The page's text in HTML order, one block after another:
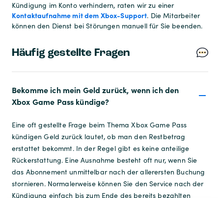
Kündigung im Konto verhindern, raten wir zu einer
Kontaktaufnahme mit dem Xbox-Support. Die Mitarbeiter
können den Dienst bei Störungen manuell für Sie beenden.
Häufig gestellte Fragen
Bekomme ich mein Geld zurück, wenn ich den
Xbox Game Pass kündige?
Eine oft gestellte Frage beim Thema Xbox Game Pass
kündigen Geld zurück lautet, ob man den Restbetrag
erstattet bekommt. In der Regel gibt es keine anteilige
Rückerstattung. Eine Ausnahme besteht oft nur, wenn Sie
das Abonnement unmittelbar nach der allerersten Buchung
stornieren. Normalerweise können Sie den Service nach der
Kündigung einfach bis zum Ende des bereits bezahlten